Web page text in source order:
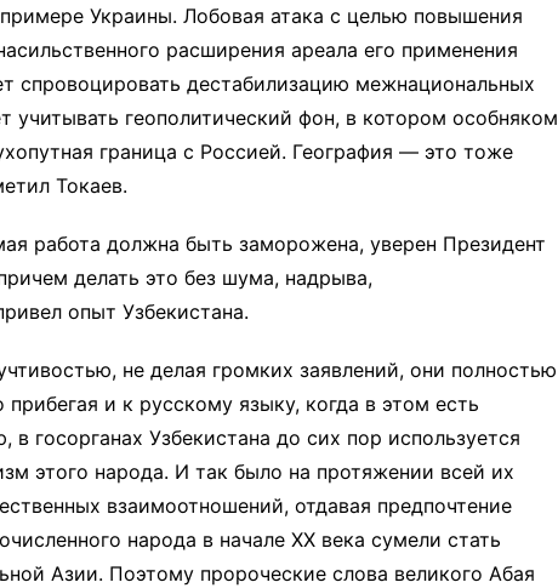
Украины. Лобовая атака с целью повышения
расширения ареала его применения
спровоцировать дестабилизацию межнациональных
учитывать геополитический фон, в котором особняком
граница с Россией. География — это тоже
Токаев.
работа должна быть заморожена, уверен Президент
делать это без шума, надрыва,
опыт Узбекистана.
не делая громких заявлений, они полностью
и к русскому языку, когда в этом есть
госорганах Узбекистана до сих пор используется
этого народа. И так было на протяжении всей их
взаимоотношений, отдавая предпочтение
народа в начале ХХ века сумели стать
Азии. Поэтому пророческие слова великого Абая